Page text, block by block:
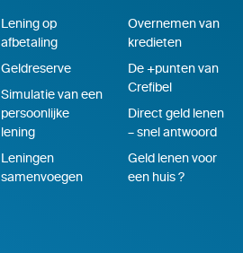
Lening op
afbetaling
Geldreserve
Simulatie van een
persoonlijke
lening
Leningen
samenvoegen
Overnemen van
kredieten
De +punten van
Crefibel
Direct geld lenen
– snel antwoord
Geld lenen voor
een huis ?